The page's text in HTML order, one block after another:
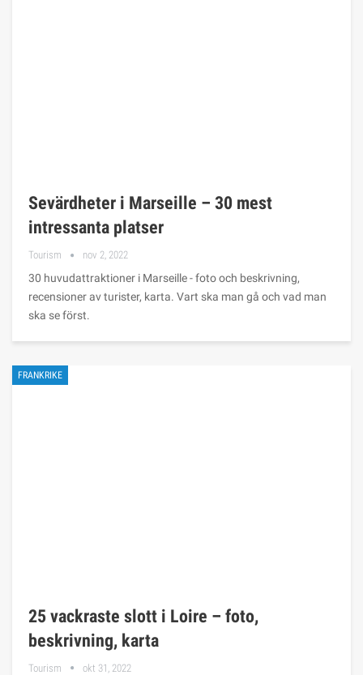
Sevärdheter i Marseille – 30 mest
intressanta platser
Tourism nov 2, 2022
30 huvudattraktioner i Marseille - foto och beskrivning,
recensioner av turister, karta. Vart ska man gå och vad man
ska se först.
FRANKRIKE
25 vackraste slott i Loire – foto,
beskrivning, karta
Tourism okt 31, 2022